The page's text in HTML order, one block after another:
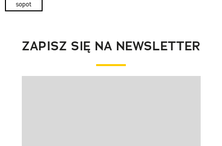
sopot
ZAPISZ SIĘ NA NEWSLETTER